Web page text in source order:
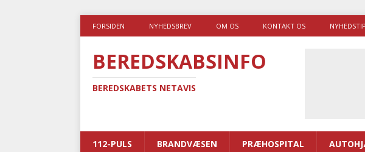
FORSIDEN NYHEDSBREV OM OS KONTAKT OS
BEREDSKABSINFO
BEREDSKABETS NETAVIS
112-PULS BRANDVÆSEN PRÆHOSPITAL